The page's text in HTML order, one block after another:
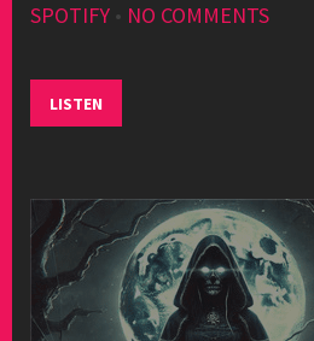
SPOTIFY • NO COMMENTS
LISTEN